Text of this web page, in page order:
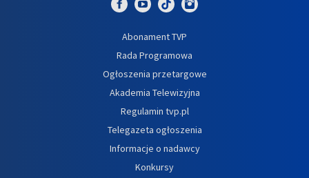
Abonament TVP
Rada Programowa
Ogłoszenia przetargowe
Akademia Telewizyjna
Regulamin tvp.pl
Telegazeta ogłoszenia
Informacje o nadawcy
Konkursy